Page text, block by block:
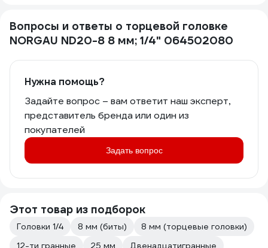
Вопросы и ответы о торцевой головке
NORGAU ND20-8 8 мм; 1/4" 064502080
Нужна помощь?
Задайте вопрос – вам ответит наш эксперт,
представитель бренда или один из
покупателей
Задать вопрос
Этот товар из подборок
Головки 1/4 8 мм (биты)
8 мм (торцевые головки)
12-ти гранные
25 мм Двенадцатигранные